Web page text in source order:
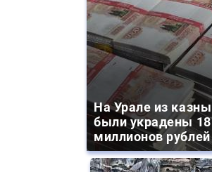
На Урале из казны
были украдены 18
миллионов рублей